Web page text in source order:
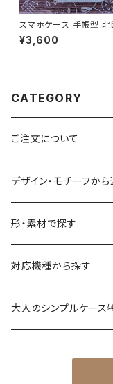
スマホケース 手帳型 北欧
ミングバード・シンプル】
one17/16/15/SE3/
¥3,600
CATEGORY
ご注文について
デザイン・モチーフか
花柄・植物
生き物
食べ物
形・素材で探す
透明・クリアケース（ハ
透明・ソフトケース（柔
対応機種から探す
iPhone 17 シリーズ
大人のシンプルケース